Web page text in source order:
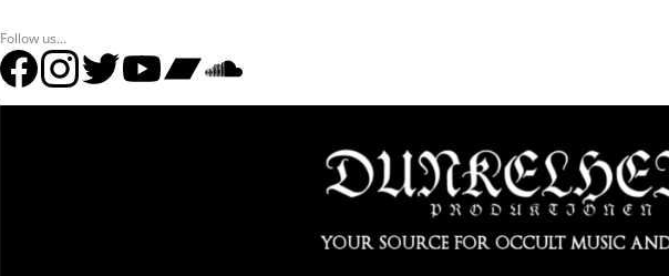
Follow us...